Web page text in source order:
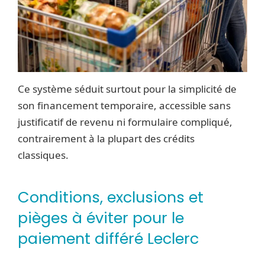
Ce système séduit surtout pour la simplicité de
son financement temporaire, accessible sans
justificatif de revenu ni formulaire compliqué,
contrairement à la plupart des crédits
classiques.
Conditions, exclusions et
pièges à éviter pour le
paiement différé Leclerc